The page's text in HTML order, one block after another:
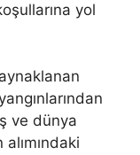
yol
ve dünya